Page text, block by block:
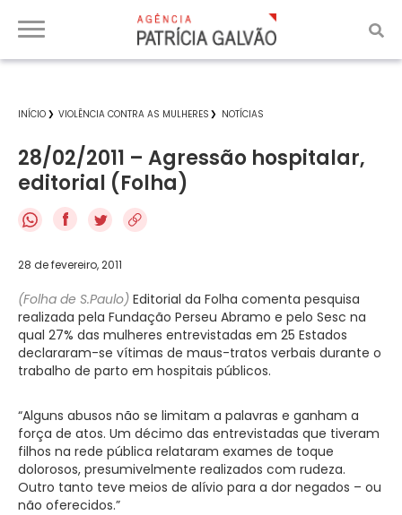
INÍCIO VIOLÊNCIA CONTRA AS MULHERES NOTÍCIAS
28/02/2011 – Agressão hospitalar,
editorial (Folha)
f
28 de fevereiro, 2011
(Folha de S.Paulo) Editorial da Folha comenta pesquisa
realizada pela Fundação Perseu Abramo e pelo Sesc na
qual 27% das mulheres entrevistadas em 25 Estados
declararam-se vítimas de maus-tratos verbais durante o
trabalho de parto em hospitais públicos.
“Alguns abusos não se limitam a palavras e ganham a
força de atos. Um décimo das entrevistadas que tiveram
filhos na rede pública relataram exames de toque
dolorosos, presumivelmente realizados com rudeza.
Outro tanto teve meios de alívio para a dor negados – ou
não oferecidos.”